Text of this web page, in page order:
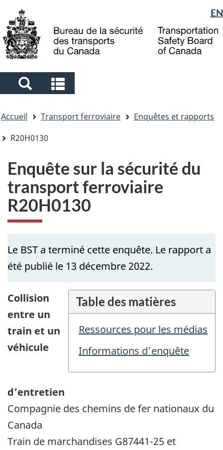
to
main
to
"About
government"
à
la
Sélection
de
la
langue
EN
Search
and
menus
and
menus
êtes
ici
Accueil Transport ferroviaire
Enquêtes et rapports
R20H0130
Enquête sur la sécurité du
transport ferroviaire
R20H0130
Le BST a terminé cette enquête. Le rapport a
été publié le 13 décembre 2022.
Table des matières
Ressources pour les médias
Informations d'enquête
Collision
entre un
train et un
véhicule
d’entretien
Compagnie des chemins de fer nationaux du
Canada
Train de marchandises G87441-25 et